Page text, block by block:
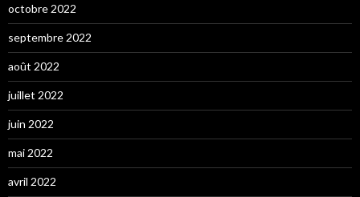
octobre 2022
septembre 2022
août 2022
juillet 2022
juin 2022
mai 2022
avril 2022